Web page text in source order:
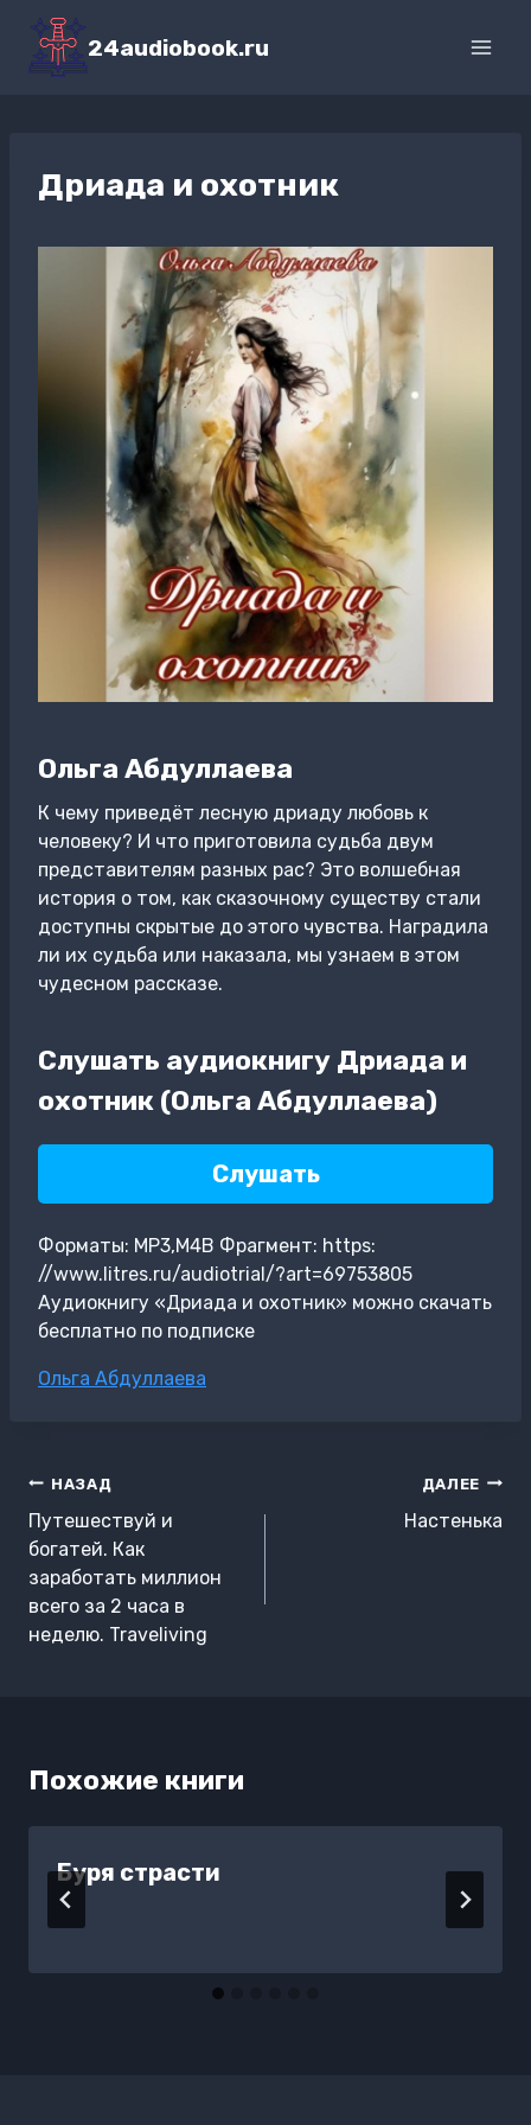
Перейти
содержимому
24audiobook.ru
Дриада и охотник
Ольга Абдуллаева
К чему приведёт лесную дриаду любовь к
человеку? И что приготовила судьба двум
представителям разных рас? Это волшебная
история о том, как сказочному существу стали
доступны скрытые до этого чувства. Наградила
ли их судьба или наказала, мы узнаем в этом
чудесном рассказе.
Слушать аудиокнигу Дриада и
охотник (Ольга Абдуллаева)
Слушать
Форматы: MP3,M4B Фрагмент: https:
//www.litres.ru/audiotrial/?art=69753805
Аудиокнигу «Дриада и охотник» можно скачать
бесплатно по подписке
Метки
Ольга Абдуллаева
Навигация
по
записям
НАЗАД
Путешествуй и
богатей. Как
заработать миллион
всего за 2 часа в
неделю. Traveliving
ДАЛЕЕ
Настенька
Похожие книги
Буря страсти